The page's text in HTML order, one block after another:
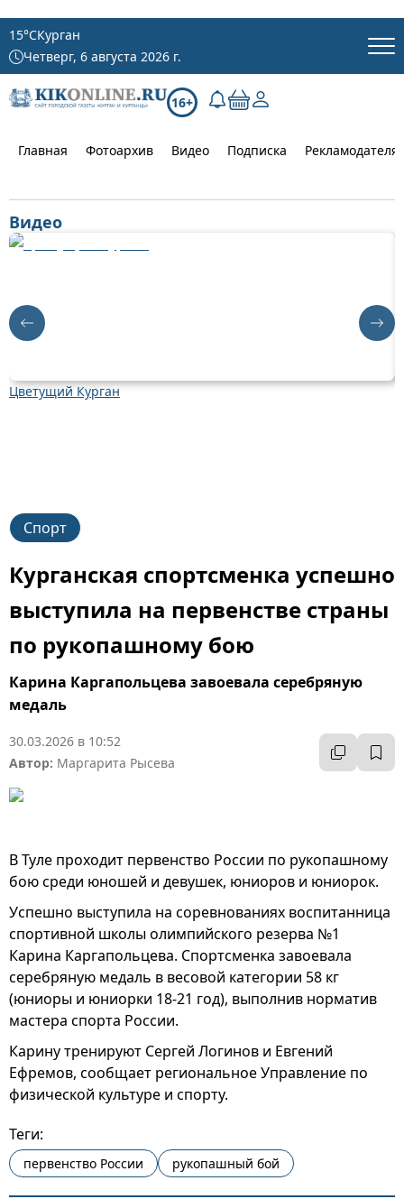
15°CКурган
Четверг, 6 августа 2026 г.
16+
Главная Фотоархив Видео Подписка
Видео
Цветущий Курган
Спорт
Курганская спортсменка успешно
выступила на первенстве страны
по рукопашному бою
Карина Каргапольцева завоевала серебряную
медаль
30.03.2026 в 10:52
Автор: Маргарита Рысева
В Туле проходит первенство России по рукопашному
бою среди юношей и девушек, юниоров и юниорок.
Успешно выступила на соревнованиях воспитанница
спортивной школы олимпийского резерва №1
Карина Каргапольцева. Спортсменка завоевала
серебряную медаль в весовой категории 58 кг
(юниоры и юниорки 18-21 год), выполнив норматив
мастера спорта России.
Карину тренируют Сергей Логинов и Евгений
Ефремов, сообщает региональное Управление по
физической культуре и спорту.
Теги:
первенство России рукопашный бой